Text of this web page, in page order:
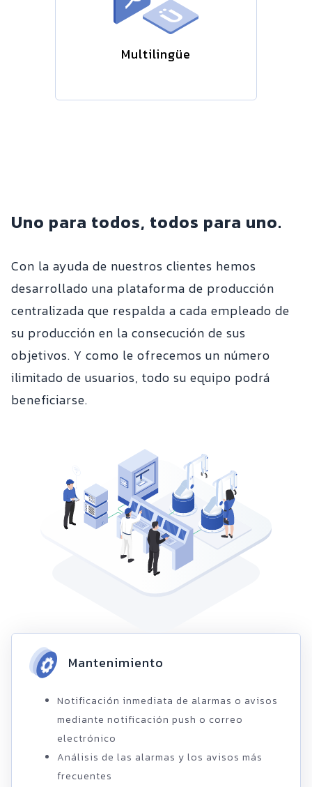
Multilingüe
Uno para todos, todos para uno.
Con la ayuda de nuestros clientes hemos
desarrollado una plataforma de producción
centralizada que respalda a cada empleado de
su producción en la consecución de sus
objetivos. Y como le ofrecemos un número
ilimitado de usuarios, todo su equipo podrá
beneficiarse.
Mantenimiento
Notificación inmediata de alarmas o avisos
mediante notificación push o correo
electrónico
Análisis de las alarmas y los avisos más
frecuentes